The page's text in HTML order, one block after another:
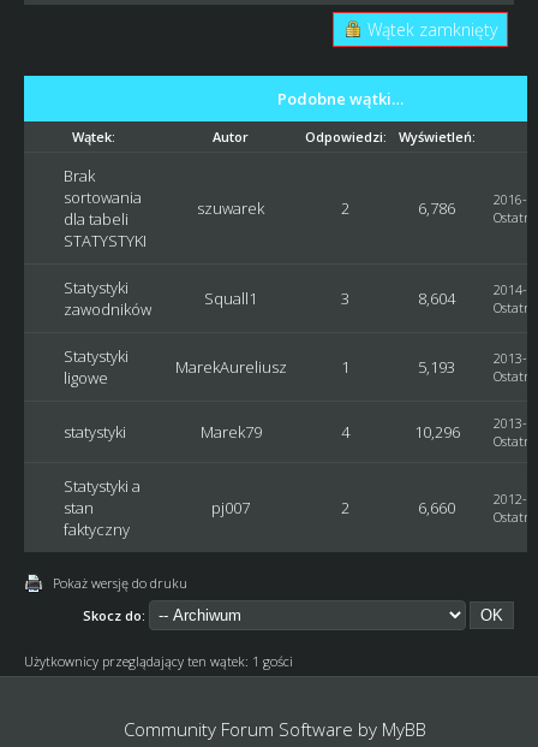
Wątek zamknięty
Podobne wątki…
Wątek: Autor Odpowiedzi: Wyświetleń:
Brak
sortowania
dla tabeli
STATYSTYKI
szuwarek 2 6,786
2016-
Ostatni
Statystyki
zawodników
Squall1 3 8,604
2014-
Ostatni
Statystyki
ligowe
MarekAureliusz 1 5,193
2013-
Ostatni
statystyki Marek79 4 10,296
2013-
Ostatni
Statystyki a
stan
faktyczny
pj007 2 6,660
2012-
Ostatni
Pokaż wersję do druku
Skocz do:
Użytkownicy przeglądający ten wątek: 1 gości
Community Forum Software by MyBB